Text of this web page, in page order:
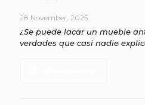
28 November, 2025
¿Se puede lacar un mueble
verdades que casi nadie